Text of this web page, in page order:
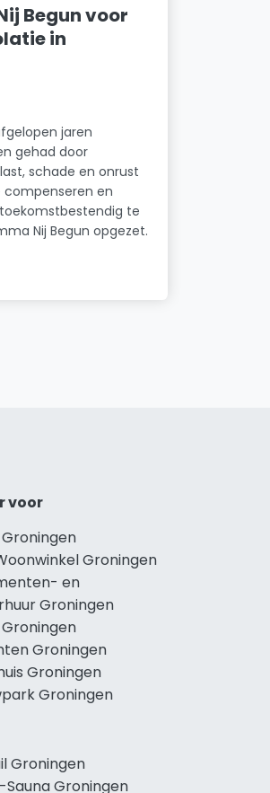
Begun voor
in
jaren
gehad door
schade en onrust
en
te
Nij Begun opgezet.
voor
Groningen
en
Groningen
Groningen
Groningen
Groningen
Groningen
Sauna Groningen